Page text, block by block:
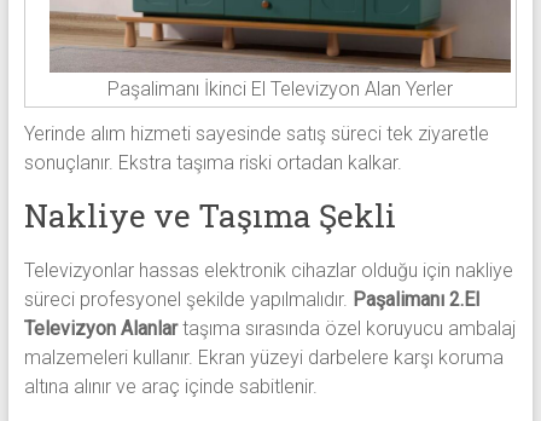
Paşalimanı İkinci El Televizyon Alan Yerler
Yerinde alım hizmeti sayesinde satış süreci tek ziyaretle
sonuçlanır. Ekstra taşıma riski ortadan kalkar.
Nakliye ve Taşıma Şekli
Televizyonlar hassas elektronik cihazlar olduğu için nakliye
süreci profesyonel şekilde yapılmalıdır. Paşalimanı 2.El
Televizyon Alanlartaşıma sırasında özel koruyucu ambalaj
malzemeleri kullanır. Ekran yüzeyi darbelere karşı koruma
altına alınır ve araç içinde sabitlenir.